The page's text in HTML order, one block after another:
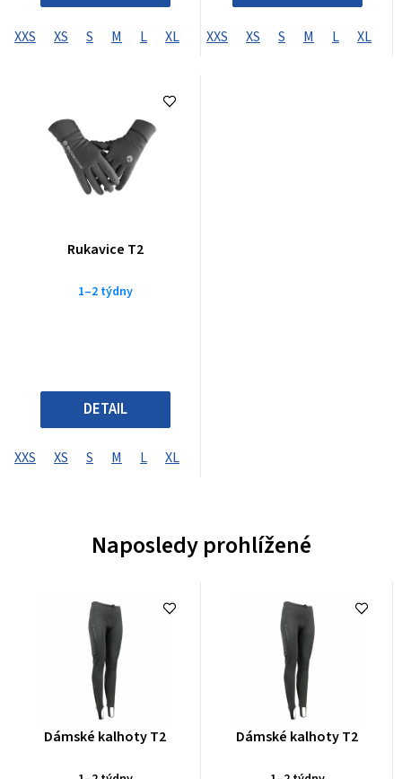
XXS XS S M L XL XXL XXXL XXXXL
XXS XS S M L XL
Rukavice T2
1–2 týdny
DETAIL
XXS XS S M L XL
Naposledy prohlížené
Průměrné
Dámské kalhoty T2
Průměrné
Dámské kalhoty T2